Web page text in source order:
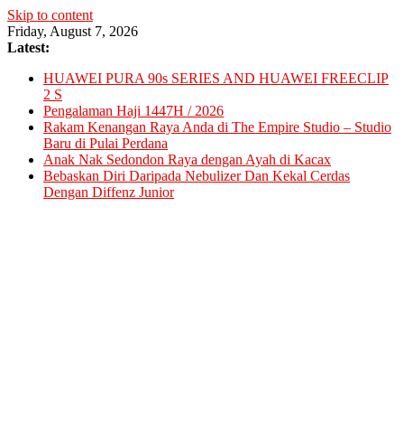
Skip to content
Friday, August 7, 2026
Latest:
HUAWEI PURA 90s SERIES AND HUAWEI FREECLIP
2 S
Pengalaman Haji 1447H / 2026
Rakam Kenangan Raya Anda di The Empire Studio – Studio
Baru di Pulai Perdana
Anak Nak Sedondon Raya dengan Ayah di Kacax
Bebaskan Diri Daripada Nebulizer Dan Kekal Cerdas
Dengan Diffenz Junior